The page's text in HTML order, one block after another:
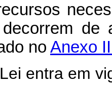
de
no Anexo
entra em